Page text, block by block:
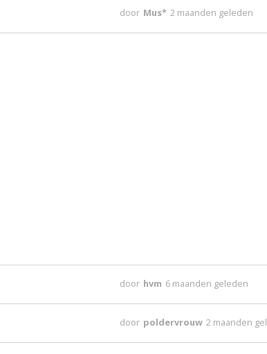
door Mus* 2 maanden geleden
door hvm 6 maanden geleden
door poldervrouw 2 maanden